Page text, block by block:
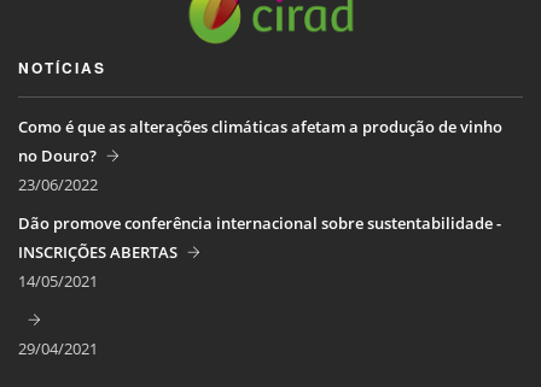
NOTÍCIAS
Como é que as alterações climáticas afetam a produção de vinho
no Douro?
23/06/2022
Dão promove conferência internacional sobre sustentabilidade -
INSCRIÇÕES ABERTAS
14/05/2021
29/04/2021